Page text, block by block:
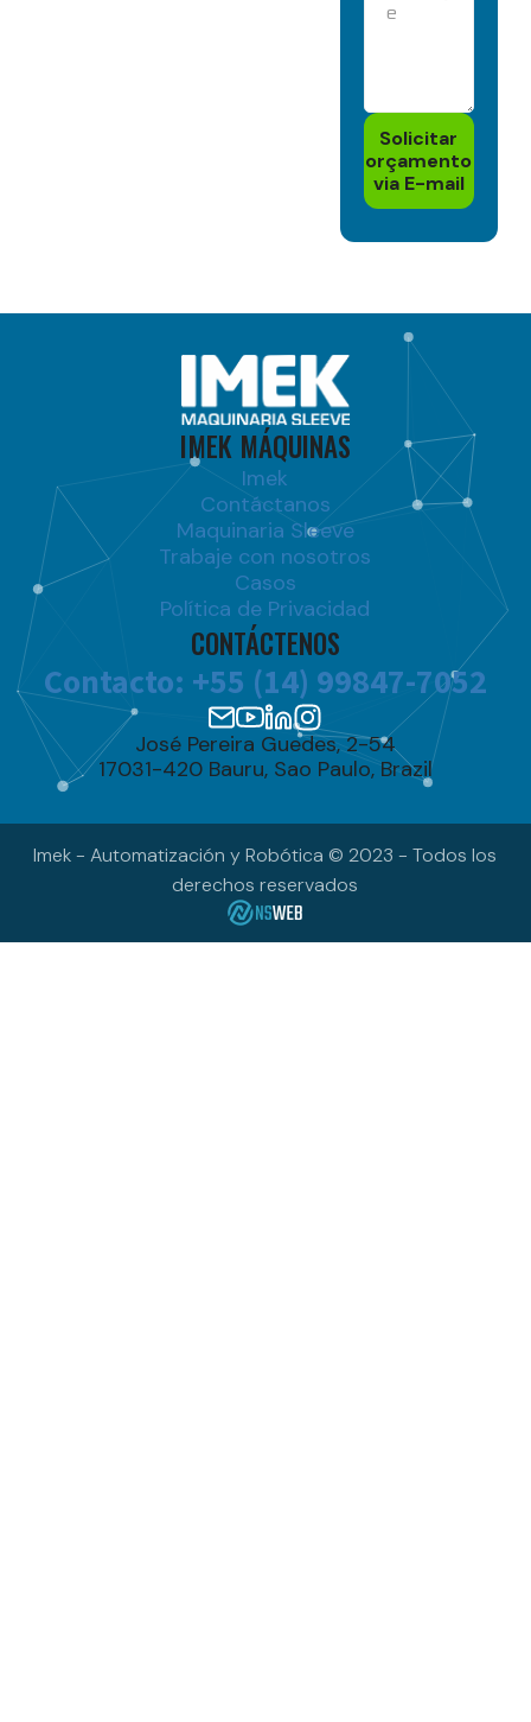
Solicitar
orçamento
via E-mail
IMEK MÁQUINAS
Imek
Contáctanos
Maquinaria Sleeve
Trabaje con nosotros
Casos
Política de Privacidad
CONTÁCTENOS
Contacto: +55 (14) 99847-7052
José Pereira Guedes, 2-54
17031-420 Bauru, Sao Paulo, Brazil
Imek - Automatización y Robótica © 2023 - Todos los
derechos reservados